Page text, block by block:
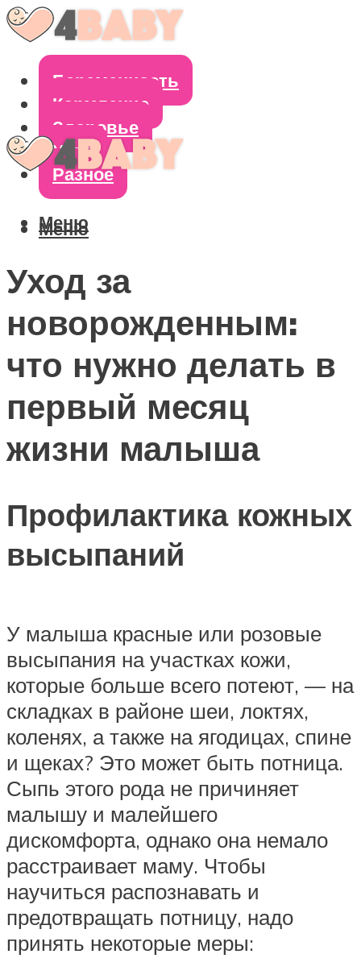
Беременность
Кормление
Здоровье
Уход
Разное
Меню
Меню
Уход за
новорожденным:
что нужно делать в
первый месяц
жизни малыша
Профилактика кожных
высыпаний
У малыша красные или розовые
высыпания на участках кожи,
которые больше всего потеют, — на
складках в районе шеи, локтях,
коленях, а также на ягодицах, спине
и щеках? Это может быть потница.
Сыпь этого рода не причиняет
малышу и малейшего
дискомфорта, однако она немало
расстраивает маму. Чтобы
научиться распознавать и
предотвращать потницу, надо
принять некоторые меры: